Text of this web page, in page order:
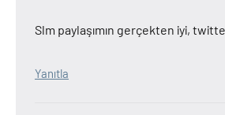
Slm paylaşımın gerçekten iyi,
Yanıtla